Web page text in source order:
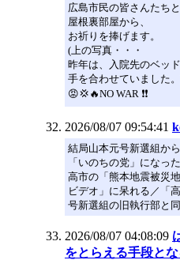
広島市民の皆さんたちと
屋根裏部屋から、
お祈りを捧げます。
(上の写真・・・
昨年は、入院先のベッ
手を合わせていました
😡💢🔥NO WAR ❗❗
2026/08/07 09:54:41
結局山本元号新選組か
「いのちの党」になった
高市の「熊本地震被災
ビデオ」に呆れる︎︎︎︎／「
号新選組の旧執行部と
2026/08/07 04:08:09
をとらえる手段と